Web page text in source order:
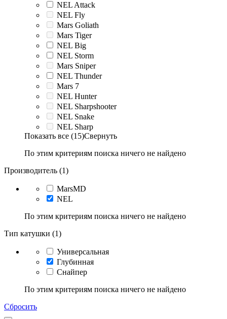
NEL Attack
NEL Fly
Mars Goliath
Mars Tiger
NEL Big
NEL Storm
Mars Sniper
NEL Thunder
Mars 7
NEL Hunter
NEL Sharpshooter
NEL Snake
NEL Sharp
Показать все (15)Свернуть
По этим критериям поиска ничего не найдено
Производитель (1)
MarsMD
NEL
По этим критериям поиска ничего не найдено
Тип катушки (1)
Универсальная
Глубинная
Снайпер
По этим критериям поиска ничего не найдено
Сбросить